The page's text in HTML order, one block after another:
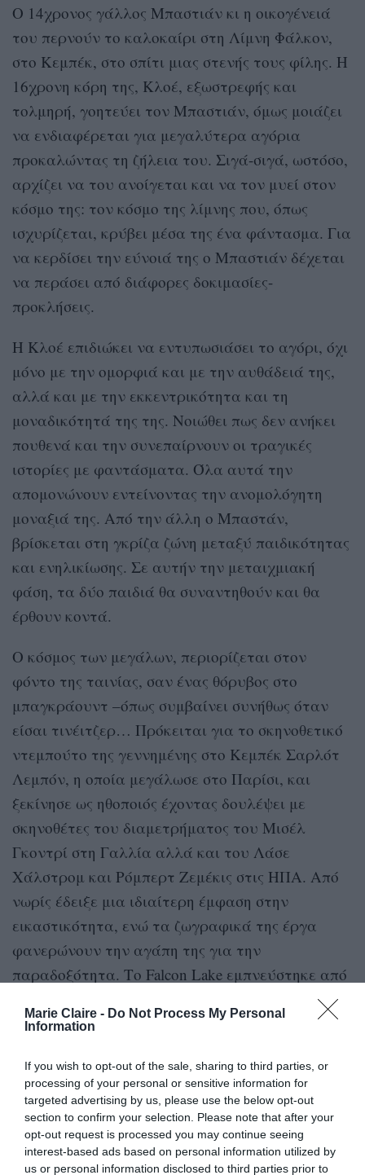
Marie Claire - Do Not Process My Personal
Information
If you wish to opt-out of the sale, sharing to third parties, or
processing of your personal or sensitive information for
targeted advertising by us, please use the below opt-out
section to confirm your selection. Please note that after your
opt-out request is processed you may continue seeing
interest-based ads based on personal information utilized by
us or personal information disclosed to third parties prior to
Ο 14χρονος γάλλος Μπαστιάν κι η οικογένειά
του περνούν το καλοκαίρι στη Λίμνη Φάλκον,
στο Κεμπέκ, στο σπίτι μιας στενής τους φίλης. Η
16χρονη κόρη της, Κλοέ, εξωστρεφής και
τολμηρή, γοητεύει τον Μπαστιάν, όμως μοιάζει
να ενδιαφέρεται για μεγαλύτερα αγόρια
προκαλώντας τη ζήλεια του. Σιγά-σιγά, ωστόσο,
αρχίζει να του ανοίγεται και να τον μυεί στον
κόσμο της: τον κόσμο της λίμνης που, όπως
ισχυρίζεται, κρύβει μέσα της ένα φάντασμα. Για
να κερδίσει την εύνοιά της ο Μπαστιάν δέχεται
να περάσει από διάφορες δοκιμασίες-
προκλήσεις.
Η Κλοέ επιδιώκει να εντυπωσιάσει το αγόρι, όχι
μόνο με την ομορφιά και με την αυθάδειά της,
αλλά και με την εκκεντρικότητα και τη
μοναδικότητά της της. Νοιώθει πως δεν ανήκει
πουθενά και την συνεπαίρνουν οι τραγικές
ιστορίες με φαντάσματα. Όλα αυτά την
απομονώνουν εντείνοντας την ανομολόγητη
μοναξιά της. Από την άλλη ο Μπαστάν,
βρίσκεται στη γκρίζα ζώνη μεταξύ παιδικότητας
και ενηλικίωσης. Σε αυτήν την μεταιχμιακή
φάση, τα δύο παιδιά θα συναντηθούν και θα
έρθουν κοντά.
Ο κόσμος των μεγάλων, περιορίζεται στον
φόντο της ταινίας, σαν ένας θόρυβος στο
μπαγκράουντ –όπως συμβαίνει συνήθως όταν
είσαι τινέιτζερ… Πρόκειται για το σκηνοθετικό
ντεμπούτο της γεννημένης στο Κεμπέκ Σαρλότ
Λεμπόν, η οποία μεγάλωσε στο Παρίσι, και
ξεκίνησε ως ηθοποιός έχοντας δουλέψει με
σκηνοθέτες του διαμετρήματος του Μισέλ
Γκοντρί στη Γαλλία αλλά και του Λάσε
Χάλστρομ και Ρόμπερτ Ζεμέκις στις ΗΠΑ. Από
νωρίς έδειξε μια ιδιαίτερη έμφαση στην
εικαστικότητα, ενώ τα ζωγραφικά της έργα
φανερώνουν την αγάπη της για την
παραδοξότητα. Το Falcon Lake εμπνεύστηκε από
Μπαστιάν Βιβέ.
Οι χωρικοί